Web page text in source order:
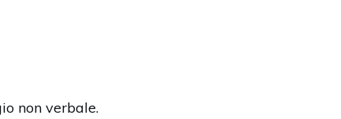
non verbale.